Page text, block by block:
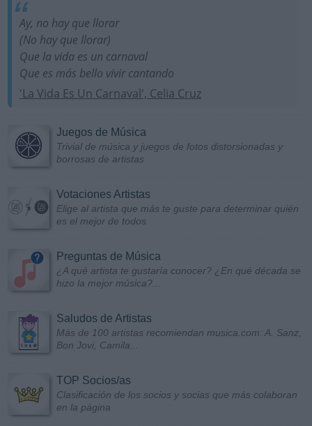
Ay, no hay que llorar
(No hay que llorar)
Que la vida es un carnaval
Que es más bello vivir cantando
'La Vida Es Un Carnaval', Celia Cruz
Juegos de Música
Trivial de música y juegos de fotos distorsionadas y
borrosas de artistas
Votaciones Artistas
Elige al artista que más te guste para determinar quién
es el mejor de todos
Preguntas de Música
¿A qué artista te gustaría conocer? ¿En qué década se
hizo la mejor música?...
Saludos de Artistas
Más de 100 artistas recomiendan musica.com: A. Sanz,
Bon Jovi, Camila...
TOP Socios/as
Clasificación de los socios y socias que más colaboran
en la página